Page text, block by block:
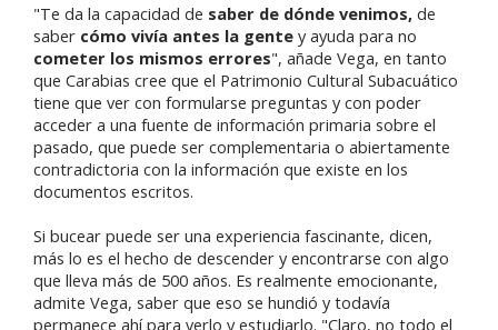
"Te da la capacidad de saber de dónde venimos, de
saber cómo vivía antes la gente y ayuda para no
cometer los mismos errores", añade Vega, en tanto
que Carabias cree que el Patrimonio Cultural Subacuático
tiene que ver con formularse preguntas y con poder
acceder a una fuente de información primaria sobre el
pasado, que puede ser complementaria o abiertamente
contradictoria con la información que existe en los
documentos escritos.
Si bucear puede ser una experiencia fascinante, dicen,
más lo es el hecho de descender y encontrarse con algo
que lleva más de 500 años. Es realmente emocionante,
admite Vega, saber que eso se hundió y todavía
permanece ahí para verlo y estudiarlo. "Claro, no todo el